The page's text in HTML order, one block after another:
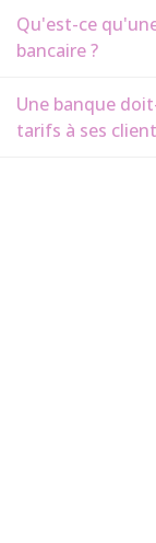
Qu'est-ce
bancaire ?
Une banque
tarifs à ses